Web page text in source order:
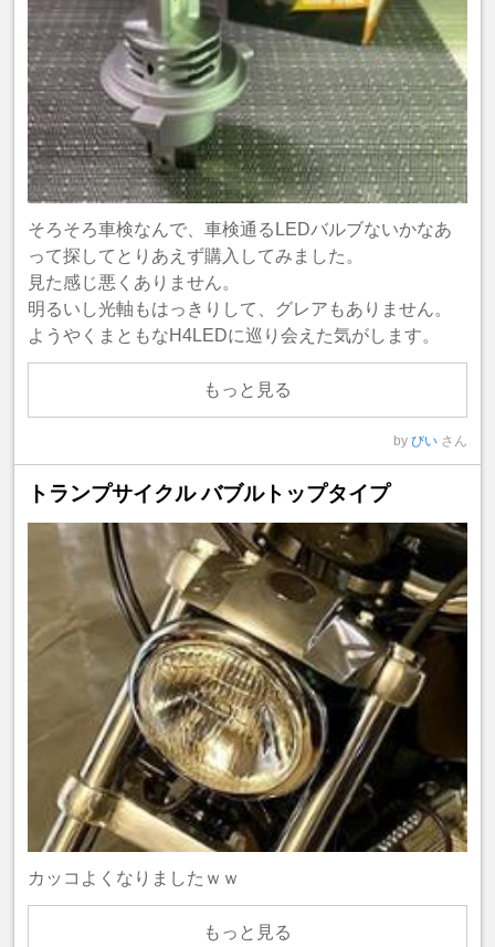
そろそろ車検なんで、車検通るLEDバルブないかなあ
って探してとりあえず購入してみました。
見た感じ悪くありません。
明るいし光軸もはっきりして、グレアもありません。
ようやくまともなH4LEDに巡り会えた気がします。
もっと見る
by びい さん
トランプサイクル バブルトップタイプ
カッコよくなりましたｗｗ
もっと見る